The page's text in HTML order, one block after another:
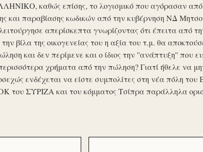
καθώς επίσης, το λογισμικό που αγόρασαν από
και παραβίασης κωδικών από την κυβέρνηση ΝΔ
απερίσκεπτα γνωρίζοντας ότι έπειτα από
βίλα της οικογενείας του η αξία του τ.μ. θα
και δεν περίμενε και ο ίδιος την ''ανάπτυξη'' που
χρήματα από την πώληση? Γιατί ήθελε να
ενδέχεται να είστε συμπολίτες στη νέα πόλη του
του ΣΥΡΙΖΑ και του κόμματος Τσίπρα παράλληλα